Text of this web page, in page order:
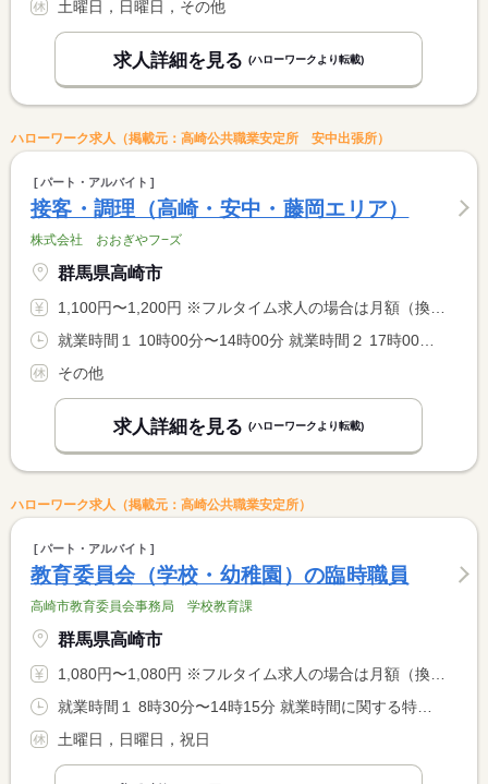
土曜日，日曜日，その他
求人詳細を見る (ハローワークより転載)
ハローワーク求人（掲載元：高崎公共職業安定所 安中出張所）
パート・アルバイト
接客・調理（高崎・安中・藤岡エリア）
株式会社 おおぎやフ−ズ
群馬県高崎市
1,100円〜1,200円 ※フルタイム求人の場合は月額（換算額）、パート求人の場合は時間額を表示しています。
その他
求人詳細を見る (ハローワークより転載)
ハローワーク求人（掲載元：高崎公共職業安定所）
パート・アルバイト
教育委員会（学校・幼稚園）の臨時職員
高崎市教育委員会事務局 学校教育課
群馬県高崎市
1,080円〜1,080円 ※フルタイム求人の場合は月額（換算額）、パート求人の場合は時間額を表示しています。
土曜日，日曜日，祝日